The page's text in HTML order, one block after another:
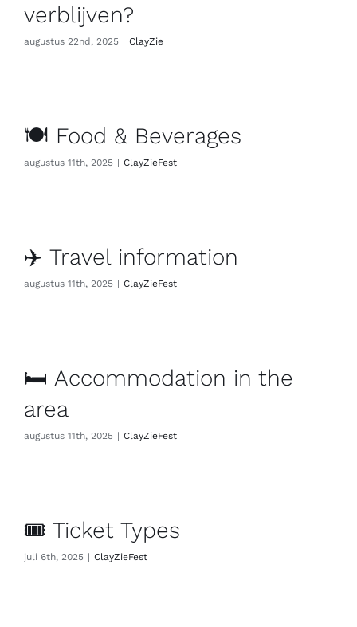
verblijven?
augustus 22nd, 2025 | ClayZie
🍽️ Food & Beverages
augustus 11th, 2025 | ClayZieFest
✈️ Travel information
augustus 11th, 2025 | ClayZieFest
🛏️ Accommodation in the
area
augustus 11th, 2025 | ClayZieFest
🎟 Ticket Types
juli 6th, 2025 | ClayZieFest